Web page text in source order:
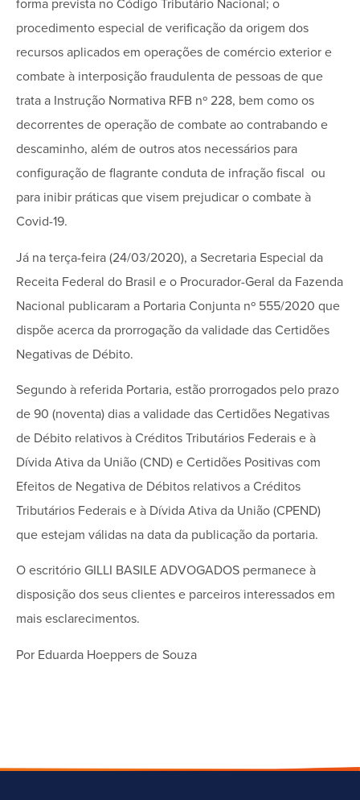
forma prevista no Código Tributário Nacional; o
procedimento especial de verificação da origem dos
recursos aplicados em operações de comércio exterior e
combate à interposição fraudulenta de pessoas de que
trata a Instrução Normativa RFB nº 228, bem como os
decorrentes de operação de combate ao contrabando e
descaminho, além de outros atos necessários para
configuração de flagrante conduta de infração fiscal ou
para inibir práticas que visem prejudicar o combate à
Covid-19.
Já na terça-feira (24/03/2020), a Secretaria Especial da
Receita Federal do Brasil e o Procurador-Geral da Fazenda
Nacional publicaram a Portaria Conjunta nº 555/2020 que
dispõe acerca da prorrogação da validade das Certidões
Negativas de Débito.
Segundo à referida Portaria, estão prorrogados pelo prazo
de 90 (noventa) dias a validade das Certidões Negativas
de Débito relativos à Créditos Tributários Federais e à
Dívida Ativa da União (CND) e Certidões Positivas com
Efeitos de Negativa de Débitos relativos a Créditos
Tributários Federais e à Dívida Ativa da União (CPEND)
que estejam válidas na data da publicação da portaria.
O escritório GILLI BASILE ADVOGADOS permanece à
disposição dos seus clientes e parceiros interessados em
mais esclarecimentos.
Por Eduarda Hoeppers de Souza